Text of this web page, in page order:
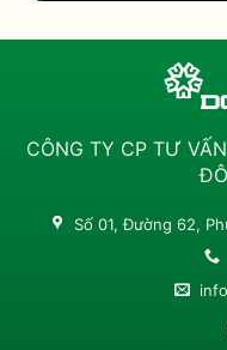
CÔNG TY CP TƯ
Số 01, Đường 62,